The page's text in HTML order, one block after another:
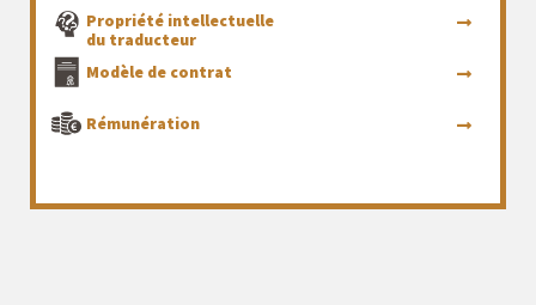
Propriété intellectuelle
du traducteur
Modèle de contrat
Rémunération